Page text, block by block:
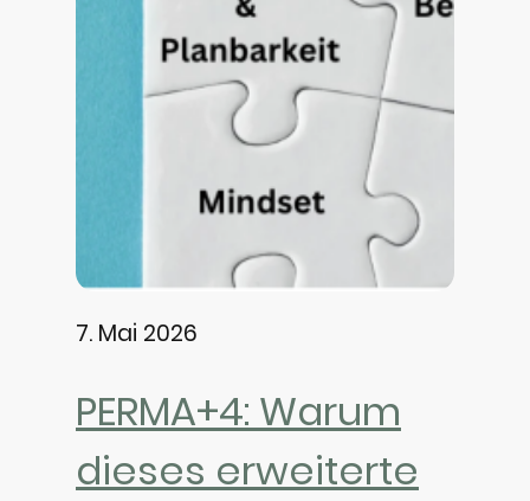
7. Mai 2026
PERMA+4: Warum
dieses erweiterte